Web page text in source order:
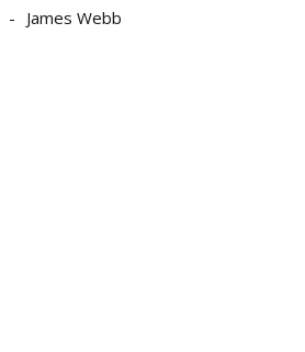
James Webb